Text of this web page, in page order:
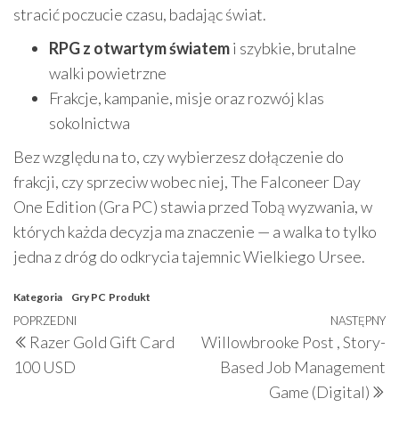
stracić poczucie czasu, badając świat.
RPG z otwartym światemi szybkie, brutalne
walki powietrzne
Frakcje, kampanie, misje oraz rozwój klas
sokolnictwa
Bez względu na to, czy wybierzesz dołączenie do
frakcji, czy sprzeciw wobec niej, The Falconeer Day
One Edition (Gra PC) stawia przed Tobą wyzwania, w
których każda decyzja ma znaczenie — a walka to tylko
jedna z dróg do odkrycia tajemnic Wielkiego Ursee.
Kategoria Gry PC Produkt
Nawigacja
wpisu
Poprzedni
wpis
POPRZEDNI
Razer Gold Gift Card
100 USD
NASTĘPNY
Willowbrooke Post , Story-
Based Job Management
Game (Digital)